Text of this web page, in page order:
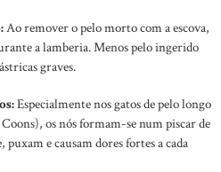
Ao remover o pelo morto com a escova,
a lamberia. Menos pelo ingerido
graves.
Especialmente nos gatos de pelo longo
os nós formam-se num piscar de
e causam dores fortes a cada